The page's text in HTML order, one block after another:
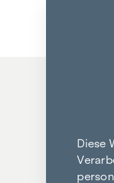
Diese